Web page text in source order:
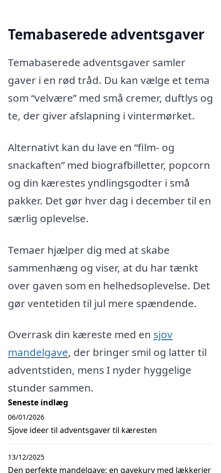
Temabaserede adventsgaver
Temabaserede adventsgaver samler
gaver i en rød tråd. Du kan vælge et tema
som “velvære” med små cremer, duftlys og
te, der giver afslapning i vintermørket.
Alternativt kan du lave en “film- og
snackaften” med biografbilletter, popcorn
og din kærestes yndlingsgodter i små
pakker. Det gør hver dag i december til en
særlig oplevelse.
Temaer hjælper dig med at skabe
sammenhæng og viser, at du har tænkt
over gaven som en helhedsoplevelse. Det
gør ventetiden til jul mere spændende.
Overrask din kæreste med en sjov
mandelgave, der bringer smil og latter til
adventstiden, mens I nyder hyggelige
stunder sammen.
Seneste indlæg
Sjove ideer til adventsgaver til kæresten
06/01/2026
Den perfekte mandelgave: en gavekurv med lækkerier
13/12/2025